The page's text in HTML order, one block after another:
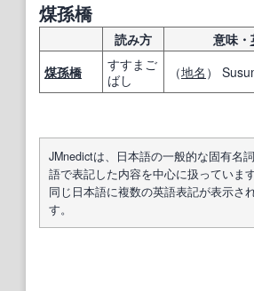
煤孫橋
読み方 意味・
煤孫橋
すすまご
ばし
（地名 ）
JMnedictは、日本語の一般的な固有名
語で表記した内容を中心に扱っています
同じ日本語に複数の英語表記が表示さ
す。